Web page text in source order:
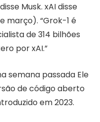
Musk. xAIdisse
março). “Grok-1 é
de 314 bilhões
por xAI.”
semana passada Ele
de código aberto
em 2023.